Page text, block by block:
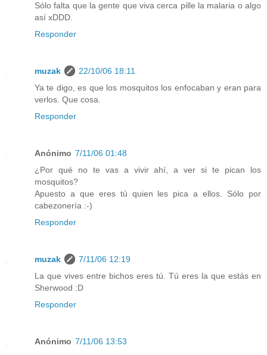
Sólo falta que la gente que viva cerca pille la malaria o algo
así xDDD.
Responder
muzak
22/10/06 18:11
Ya te digo, es que los mosquitos los enfocaban y eran para
verlos. Que cosa.
Responder
Anónimo 7/11/06 01:48
¿Por qué no te vas a vivir ahí, a ver si te pican los
mosquitos?
Apuesto a que eres tú quien les pica a ellos. Sólo por
cabezonería :-)
Responder
muzak
7/11/06 12:19
La que vives entre bichos eres tú. Tú eres la que estás en
Sherwood :D
Responder
Anónimo 7/11/06 13:53